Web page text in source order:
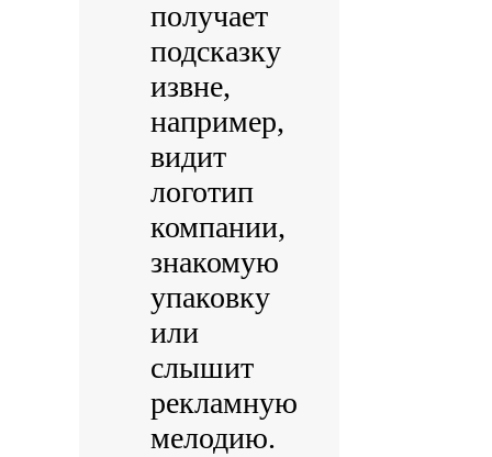
получает
подсказку
извне,
например,
видит
логотип
компании,
знакомую
упаковку
или
слышит
рекламную
мелодию.